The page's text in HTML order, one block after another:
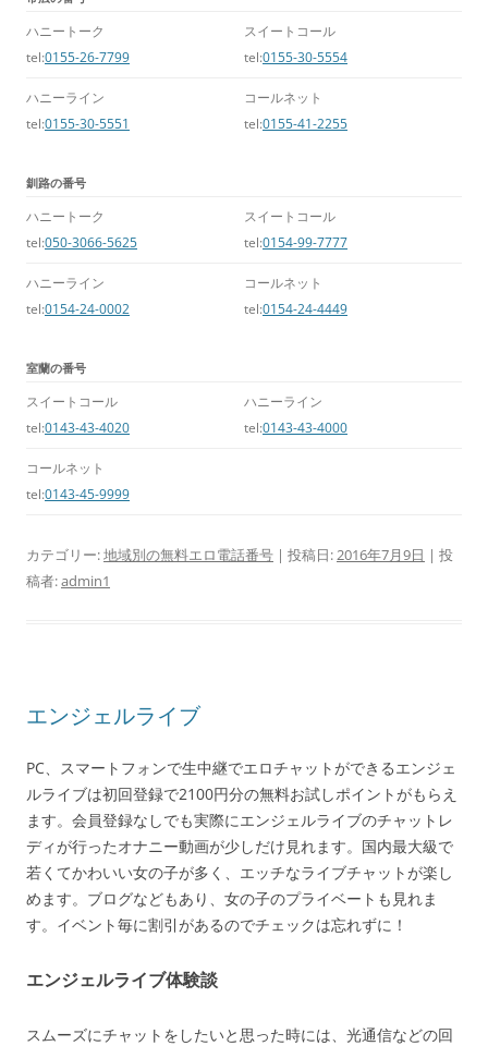
ハニートーク
tel:0155-26-7799
スイートコール
tel:0155-30-5554
ハニーライン
tel:0155-30-5551
コールネット
tel:0155-41-2255
釧路の番号
ハニートーク
tel:050-3066-5625
スイートコール
tel:0154-99-7777
ハニーライン
tel:0154-24-0002
コールネット
tel:0154-24-4449
室蘭の番号
スイートコール
tel:0143-43-4020
ハニーライン
tel:0143-43-4000
コールネット
tel:0143-45-9999
カテゴリー:地域別の無料エロ電話番号 | 投稿日:2016年7月9日 | 投
稿者:admin1
エンジェルライブ
PC、スマートフォンで生中継でエロチャットができるエンジェ
ルライブは初回登録で2100円分の無料お試しポイントがもらえ
ます。会員登録なしでも実際にエンジェルライブのチャットレ
ディが行ったオナニー動画が少しだけ見れます。国内最大級で
若くてかわいい女の子が多く、エッチなライブチャットが楽し
めます。ブログなどもあり、女の子のプライベートも見れま
す。イベント毎に割引があるのでチェックは忘れずに！
エンジェルライブ体験談
スムーズにチャットをしたいと思った時には、光通信などの回